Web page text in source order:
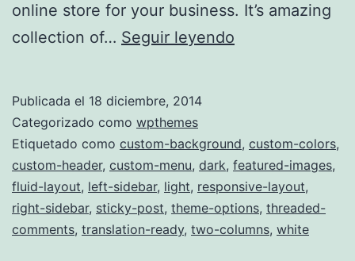
online store for your business. It’s amazing
collection of… Seguir leyendo
Publicada el 18 diciembre, 2014
Categorizado como wpthemes
Etiquetado como custom-background, custom-colors,
custom-header, custom-menu, dark, featured-images,
fluid-layout, left-sidebar, light, responsive-layout,
right-sidebar, sticky-post, theme-options, threaded-
comments, translation-ready, two-columns, white